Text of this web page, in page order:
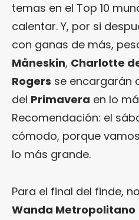
temas en el Top 10
calentar. Y, por si
con ganas de más,
Måneskin, Charlotte
Rogers se encargarán
del Primavera en lo
Recomendación: el
cómodo, porque
lo más grande.
Para el final del finde,
Wanda Metropolitano